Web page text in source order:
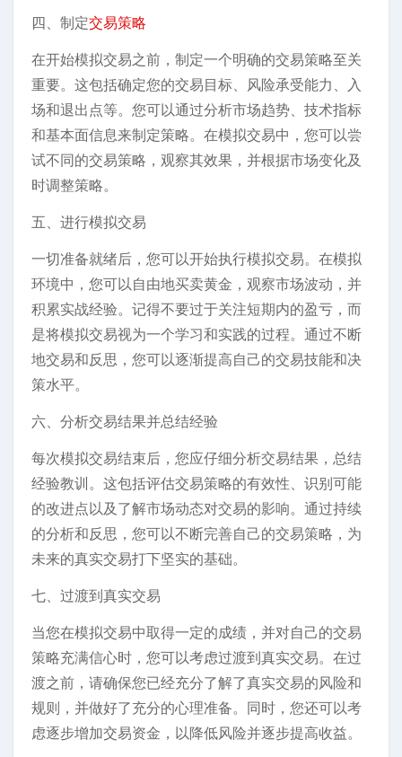
四、制定交易策略
在开始模拟交易之前，制定一个明确的交易策略至关
重要。这包括确定您的交易目标、风险承受能力、入
场和退出点等。您可以通过分析市场趋势、技术指标
和基本面信息来制定策略。在模拟交易中，您可以尝
试不同的交易策略，观察其效果，并根据市场变化及
时调整策略。
五、进行模拟交易
一切准备就绪后，您可以开始执行模拟交易。在模拟
环境中，您可以自由地买卖黄金，观察市场波动，并
积累实战经验。记得不要过于关注短期内的盈亏，而
是将模拟交易视为一个学习和实践的过程。通过不断
地交易和反思，您可以逐渐提高自己的交易技能和决
策水平。
六、分析交易结果并总结经验
每次模拟交易结束后，您应仔细分析交易结果，总结
经验教训。这包括评估交易策略的有效性、识别可能
的改进点以及了解市场动态对交易的影响。通过持续
的分析和反思，您可以不断完善自己的交易策略，为
未来的真实交易打下坚实的基础。
七、过渡到真实交易
当您在模拟交易中取得一定的成绩，并对自己的交易
策略充满信心时，您可以考虑过渡到真实交易。在过
渡之前，请确保您已经充分了解了真实交易的风险和
规则，并做好了充分的心理准备。同时，您还可以考
虑逐步增加交易资金，以降低风险并逐步提高收益。